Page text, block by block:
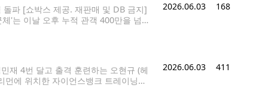
파 [쇼박스 제공. 재판매 및 DB 금지]
'는 이날 오후 누적 관객 400만을 넘겼
2026.06.03 168
재 4번 달고 출격 훈련하는 오현규 (헤
에 위치한 자이언스뱅크 트레이닝센
2026.06.03 411